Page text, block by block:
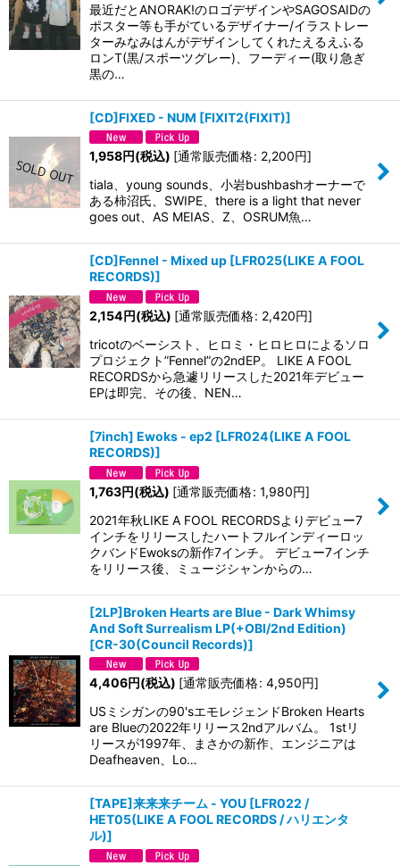
最近だとANORAK!のロゴデザインやSAGOSAIDの
ポスター等も手がているデザイナー/イラストレー
ターみなみはんがデザインしてくれたえるえふる
ロンT(黒/スポーツグレー)、フーディー(取り急ぎ
黒の…
[CD]FIXED - NUM [FIXIT2(FIXIT)]
1,958円(税込) [通常販売価格: 2,200円]
tiala、young sounds、小岩bushbashオーナーで
ある柿沼氏、SWIPE、there is a light that never
goes out、AS MEIAS、Z、OSRUM魚…
[CD]Fennel - Mixed up [LFR025(LIKE A FOOL
RECORDS)]
2,154円(税込) [通常販売価格: 2,420円]
tricotのベーシスト、ヒロミ・ヒロヒロによるソロ
プロジェクト”Fennel”の2ndEP。 LIKE A FOOL
RECORDSから急遽リリースした2021年デビュー
EPは即完、その後、NEN…
[7inch] Ewoks - ep2 [LFR024(LIKE A FOOL
RECORDS)]
1,763円(税込) [通常販売価格: 1,980円]
2021年秋LIKE A FOOL RECORDSよりデビュー7
インチをリリースしたハートフルインディーロッ
クバンドEwoksの新作7インチ。 デビュー7インチ
をリリース後、ミュージシャンからの…
[2LP]Broken Hearts are Blue - Dark Whimsy
And Soft Surrealism LP(+OBI/2nd Edition)
[CR-30(Council Records)]
4,406円(税込) [通常販売価格: 4,950円]
USミシガンの90'sエモレジェンドBroken Hearts
are Blueの2022年リリース2ndアルバム。 1stリ
リースが1997年、まさかの新作、エンジニアは
Deafheaven、Lo…
[TAPE]来来来チーム - YOU [LFR022 /
HET05(LIKE A FOOL RECORDS / ハリエンタ
ル)]